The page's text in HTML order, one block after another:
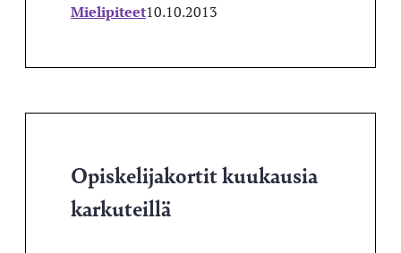
Mielipiteet10.10.2013
Opiskelijakortit kuukausia
karkuteillä